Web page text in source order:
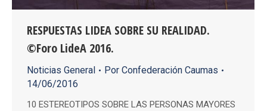
RESPUESTAS LIDEA SOBRE SU REALIDAD.
©Foro LideA 2016.
Noticias General Por Confederación Caumas
14/06/2016
10 ESTEREOTIPOS SOBRE LAS PERSONAS MAYORES